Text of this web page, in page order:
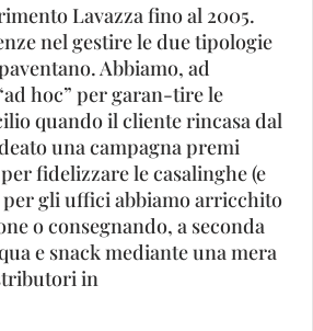
Lavazza fino al 2005.
nel gestire le due tipologie
Abbiamo, ad
hoc” per garan-tire le
quando il cliente rincasa dal
una campagna premi
fidelizzare le casalinghe (e
gli uffici abbiamo arricchito
o consegnando, a seconda
e snack mediante una mera
in